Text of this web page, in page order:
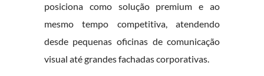
posiciona como solução premium e ao
mesmo tempo competitiva, atendendo
desde pequenas oficinas de comunicação
visual até grandes fachadas corporativas.